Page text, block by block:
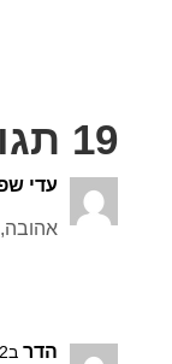
19 תגובות
עדי
אהובה,
הדר ב22 בדצמבר 2017 ב15:51